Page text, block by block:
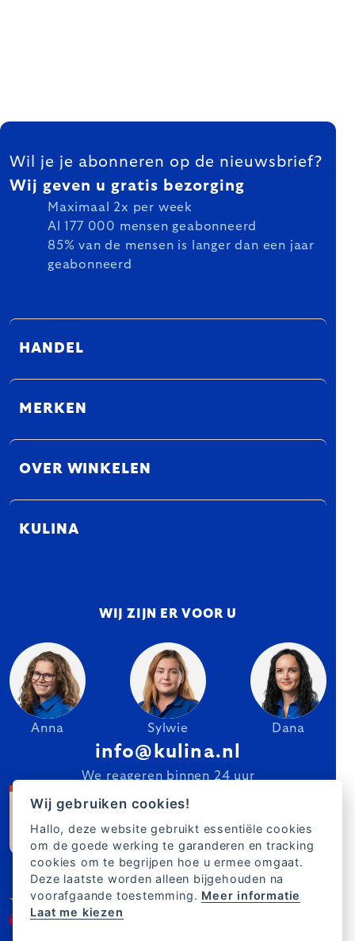
FOOTER
Wil je je abonneren op de nieuwsbrief?
Wij geven u gratis bezorging
Maximaal 2x per week
Al 177 000 mensen geabonneerd
85% van de mensen is langer dan een jaar
geabonneerd
HANDEL
MERKEN
OVER WINKELEN
KULINA
WIJ ZIJN ER VOOR U
Anna Sylwie Dana
info@kulina.nl
We reageren binnen 24 uur
Wij gebruiken cookies!
Hallo, deze website gebruikt essentiële cookies
om de goede werking te garanderen en tracking
cookies om te begrijpen hoe u ermee omgaat.
Deze laatste worden alleen bijgehouden na
voorafgaande toestemming. Meer informatie
Laat me kiezen